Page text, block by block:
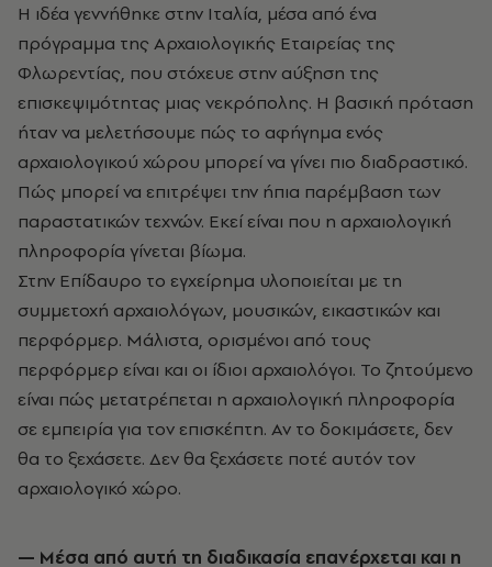
Η ιδέα γεννήθηκε στην Ιταλία, μέσα από ένα
πρόγραμμα της Αρχαιολογικής Εταιρείας της
Φλωρεντίας, που στόχευε στην αύξηση της
επισκεψιμότητας μιας νεκρόπολης. Η βασική πρόταση
ήταν να μελετήσουμε πώς το αφήγημα ενός
αρχαιολογικού χώρου μπορεί να γίνει πιο διαδραστικό.
Πώς μπορεί να επιτρέψει την ήπια παρέμβαση των
παραστατικών τεχνών. Εκεί είναι που η αρχαιολογική
πληροφορία γίνεται βίωμα.
Στην Επίδαυρο το εγχείρημα υλοποιείται με τη
συμμετοχή αρχαιολόγων, μουσικών, εικαστικών και
περφόρμερ. Μάλιστα, ορισμένοι από τους
περφόρμερ είναι και οι ίδιοι αρχαιολόγοι. Το ζητούμενο
είναι πώς μετατρέπεται η αρχαιολογική πληροφορία
σε εμπειρία για τον επισκέπτη. Αν το δοκιμάσετε, δεν
θα το ξεχάσετε. Δεν θα ξεχάσετε ποτέ αυτόν τον
αρχαιολογικό χώρο.
— Μέσα από αυτή τη διαδικασία επανέρχεται και η